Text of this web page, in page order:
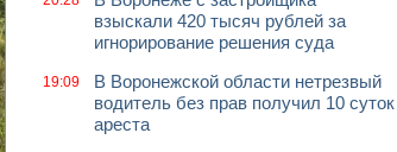
взыскали 420 тысяч рублей за
игнорирование решения суда
19:09
В Воронежской области нетрезвый
водитель без прав получил 10 суток
ареста